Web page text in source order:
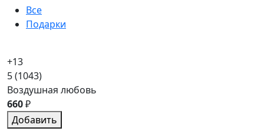
Все
Подарки
+13
5(1043)
Воздушная любовь
660₽
Добавить